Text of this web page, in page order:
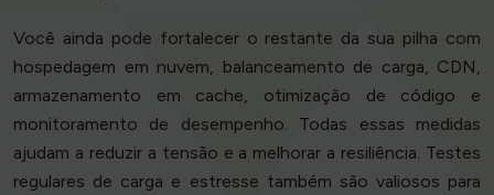
Você ainda pode fortalecer o restante da sua pilha com
hospedagem em nuvem, balanceamento de carga, CDN,
armazenamento em cache, otimização de código e
monitoramento de desempenho. Todas essas medidas
ajudam a reduzir a tensão e a melhorar a resiliência. Testes
regulares de carga e estresse também são valiosos para